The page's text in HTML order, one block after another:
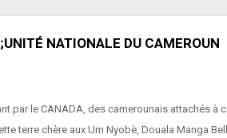
NATIONALE DU CAMEROUN
par le CANADA, des camerounais attachés
terre chère aux Um Nyobè, Douala Manga